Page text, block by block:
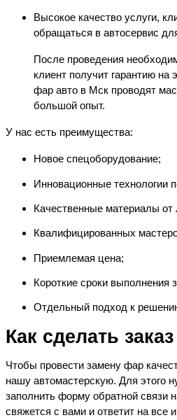
Высокое качество услуги,
обращаться в автосервис
После проведения
клиент получит гарантию на
фар авто в Мск проводят
большой опыт.
У нас есть преимущества:
Новое спецоборудование;
Инновационные технологии
Качественные материалы от
Квалифицированных
Приемлемая цена;
Короткие сроки выполнения
Отдельный подход к
Как сделать заказ
Чтобы провести замену фар
нашу автомастерскую. Для этого
заполнить форму обратной связи
свяжется с вами и ответит на все